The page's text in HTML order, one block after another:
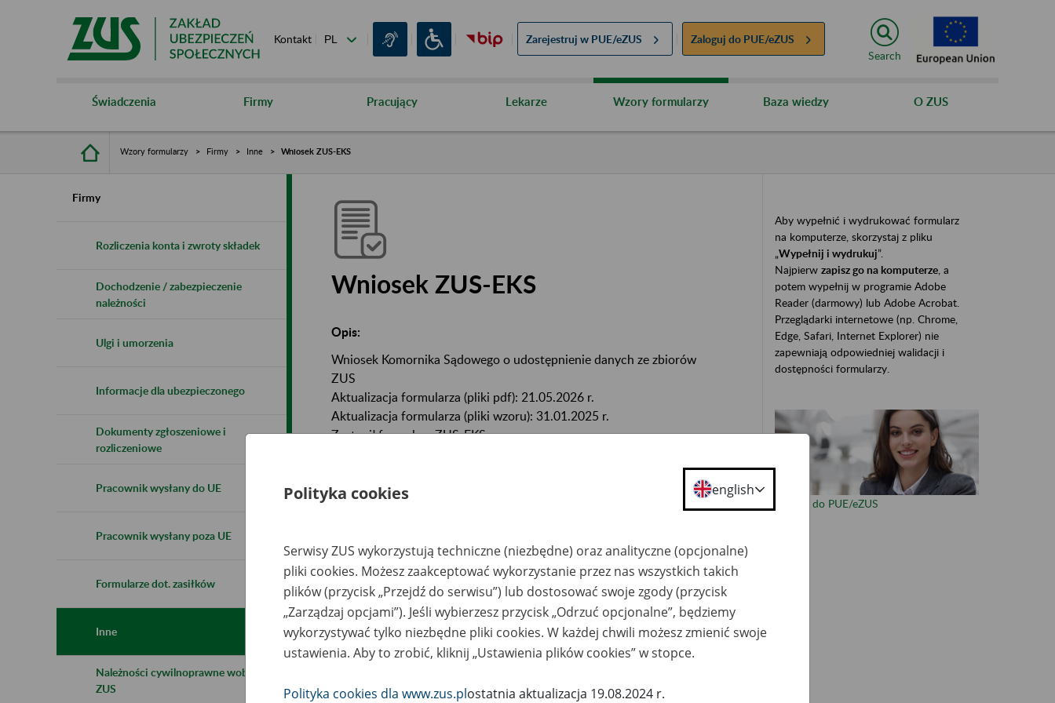
Kontakt Zarejestruj w PUE/eZUS Zaloguj do PUE/eZUS
Search
Świadczenia Firmy Pracujący Lekarze Wzory formularzy Baza wiedzy O ZUS
Wzory formularzy Firmy Inne Wniosek ZUS-EKS
Firmy
Rozliczenia konta i zwroty składek
Dochodzenie / zabezpieczenie
należności
Ulgi i umorzenia
Informacje dla ubezpieczonego
Dokumenty zgłoszeniowe i
rozliczeniowe
Pracownik wysłany do UE
Pracownik wysłany poza UE
Formularze dot. zasiłków
Inne
Należności cywilnoprawne wobec
ZUS
Wniosek ZUS-EKS
Opis:
Wniosek Komornika Sądowego o udostępnienie danych ze zbiorów
ZUS
Aktualizacja formularza (pliki pdf): 21.05.2026 r.
Aktualizacja formularza (pliki wzoru): 31.01.2025 r.
Zastąpił formularz ZUS-EKS.
Aby wypełnić i wydrukować formularz na komputerze, skorzystaj z
pliku „Wypełnij i wydrukuj”.
, a potem
wypełnij w programie Adobe Reader (darmowy) lub Adobe Acrobat.
nie zapewniają odpowiedniej walidacji i dostępności formularzy.
Formularz jest też dostępny na eZUS.
Formularz:
Pobierz plik193 kB
WYPEŁNIJ I WYDRUKUJ
Aby wypełnić i wydrukować formularz
na komputerze, skorzystaj z pliku
„Wypełnij i wydrukuj”.
Najpierw zapisz go na komputerze , a
potem wypełnij w programie Adobe
Reader (darmowy) lub Adobe Acrobat.
Przeglądarki internetowe (np. Chrome,
Edge, Safari, Internet Explorer) nie
zapewniają odpowiedniej walidacji i
dostępności formularzy.
Zaloguj do PUE/eZUS
Polityka cookies english
Serwisy ZUS wykorzystują techniczne (niezbędne) oraz analityczne (opcjonalne)
pliki cookies. Możesz zaakceptować wykorzystanie przez nas wszystkich takich
plików (przycisk „Przejdź do serwisu”) lub dostosować swoje zgody (przycisk
„Zarządzaj opcjami”). Jeśli wybierzesz przycisk „Odrzuć opcjonalne”, będziemy
wykorzystywać tylko niezbędne pliki cookies. W każdej chwili możesz zmienić swoje
ustawienia. Aby to zrobić, kliknij „Ustawienia plików cookies” w stopce.
Polityka cookies dla www.zus.plostatnia aktualizacja 19.08.2024 r.